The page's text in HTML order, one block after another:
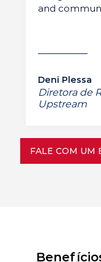
and
Deni Plessa
Diretora de
Upstream
FALE COM UM